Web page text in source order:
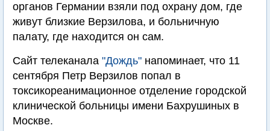
органов Германии взяли под охрану дом, где
живут близкие Верзилова, и больничную
палату, где находится он сам.
Сайт телеканала "Дождь" напоминает, что 11
сентября Петр Верзилов попал в
токсикореанимационное отделение городской
клинической больницы имени Бахрушиных в
Москве.